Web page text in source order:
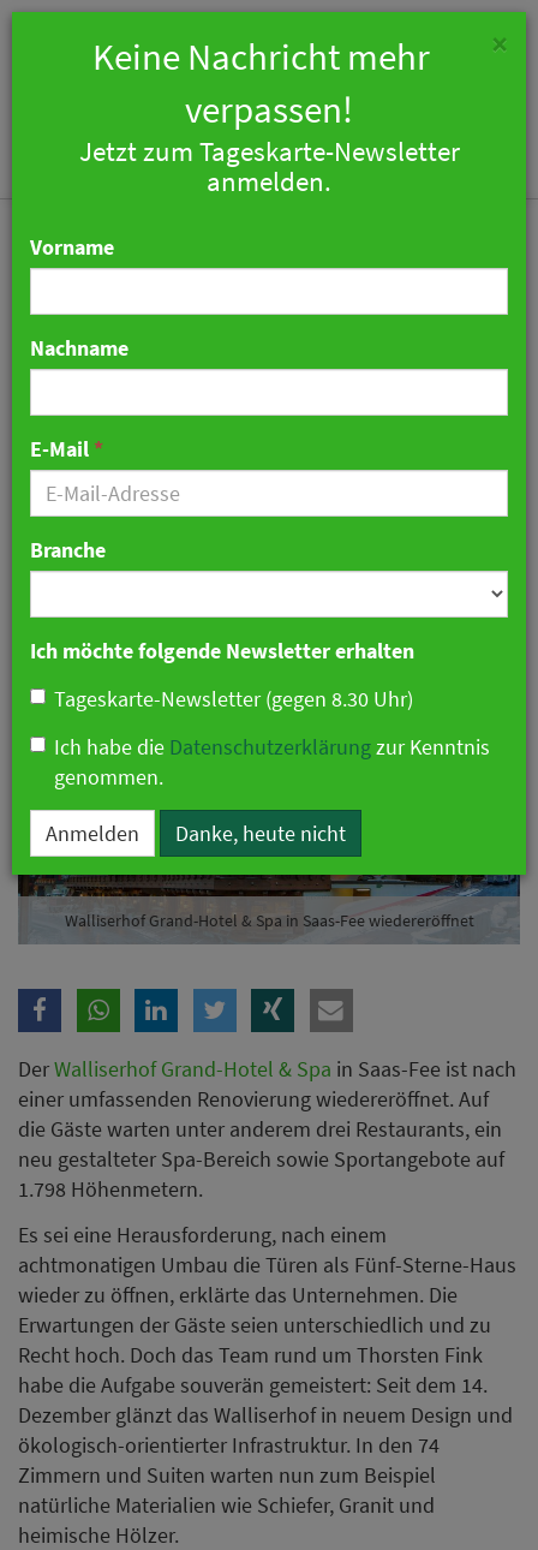
Nach Renovierung:
Walliserhof Grand-Hotel &
Spa in Saas-Fee
wiedereröffnet
22. Januar 2020 12:22 Uhr| Hotellerie
Walliserhof Grand-Hotel & Spa in Saas-Fee wiedereröffnet
DerWalliserhof Grand-Hotel & Spa in Saas-Fee ist nach
einer umfassenden Renovierung wiedereröffnet. Auf
die Gäste warten unter anderem drei Restaurants, ein
neu gestalteter Spa-Bereich sowie Sportangebote auf
1.798 Höhenmetern.
Es sei eine Herausforderung, nach einem
achtmonatigen Umbau die Türen als Fünf-Sterne-Haus
wieder zu öffnen, erklärte das Unternehmen. Die
Erwartungen der Gäste seien unterschiedlich und zu
Recht hoch. Doch das Team rund um Thorsten Fink
habe die Aufgabe souverän gemeistert: Seit dem 14.
Dezember glänzt das Walliserhof in neuem Design und
ökologisch-orientierter Infrastruktur. In den 74
Zimmern und Suiten warten nun zum Beispiel
natürliche Materialien wie Schiefer, Granit und
heimische Hölzer.
×
Keine Nachricht mehr
verpassen!
Jetzt zum Tageskarte-Newsletter
anmelden.
Vorname
Nachname
E-Mail *
Branche
Ich möchte folgende Newsletter erhalten
Tageskarte-Newsletter (gegen 8.30 Uhr)
Ich habe die Datenschutzerklärungzur Kenntnis
genommen.
Anmelden Danke, heute nicht